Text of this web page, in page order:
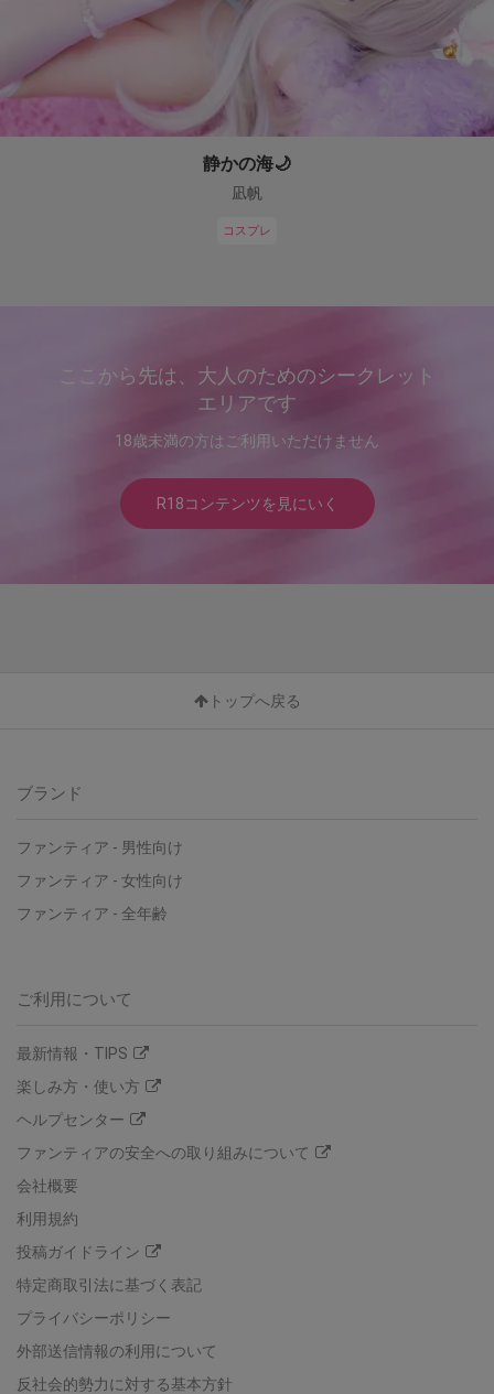
静かの海🌙
凪帆
コスプレ
ここから先は、大人のためのシークレット
エリアです
18歳未満の方はご利用いただけません
R18コンテンツを見にいく
トップへ戻る
ブランド
ファンティア - 男性向け
ファンティア - 女性向け
ファンティア - 全年齢
ご利用について
最新情報・TIPS
楽しみ方・使い方
ヘルプセンター
ファンティアの安全への取り組みについて
会社概要
利用規約
投稿ガイドライン
特定商取引法に基づく表記
プライバシーポリシー
外部送信情報の利用について
反社会的勢力に対する基本方針